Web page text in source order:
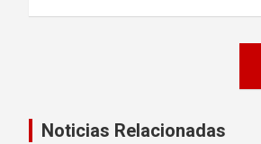
entradas
Noticias Relacionadas